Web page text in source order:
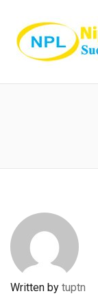
Written by tuptn